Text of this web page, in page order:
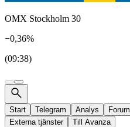
OMX Stockholm 30
−0,36%
(09:38)
Start Telegram Analys Forum
Externa tjänster
Till Avanza